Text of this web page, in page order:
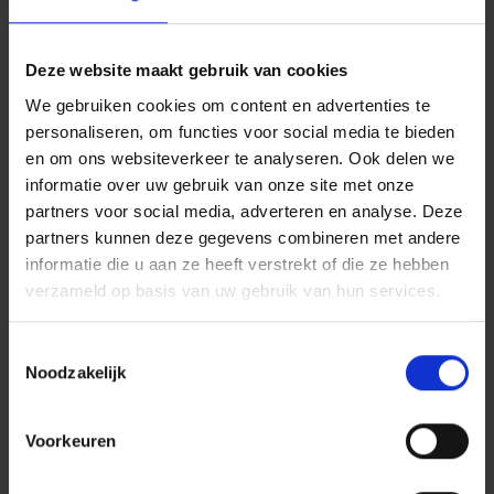
Deze website maakt gebruik van cookies
We gebruiken cookies om content en advertenties te
personaliseren, om functies voor social media te bieden
en om ons websiteverkeer te analyseren. Ook delen we
informatie over uw gebruik van onze site met onze
partners voor social media, adverteren en analyse. Deze
partners kunnen deze gegevens combineren met andere
informatie die u aan ze heeft verstrekt of die ze hebben
verzameld op basis van uw gebruik van hun services.
Noodzakelijk
Voorkeuren
te versterken. En dat maakt het eenvoudiger om
op piekmomenten.
In dit proces is eensleutelrol voor de
leidinggevenden
weggelegd. Een onderneming
die écht het verschil wil maken, investeert in
leidinggevenden die hun medewerkers en team
ondersteunen en oog hebben voor mogelijke
problemen.Opleidingen zoals deze van
Preventkunnen helpen om leidinggevenden bij
te staan om hun rol als coach op te nemen.
Acht tips om uw stress op
het werk onder controle